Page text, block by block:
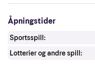
Åpningstider
Sportsspill:
Lotterier og andre spill: